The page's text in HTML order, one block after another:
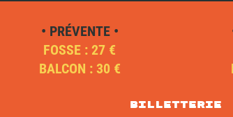
• PRÉVENTE •
FOSSE : 27 €
BALCON : 30 €
Billetterie